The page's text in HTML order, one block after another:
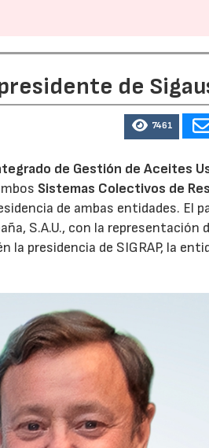
de
7461
de Gestión de Aceites
Sistemas Colectivos de
de ambas entidades. El
S.A.U., con la representación
la presidencia de SIGRAP, la